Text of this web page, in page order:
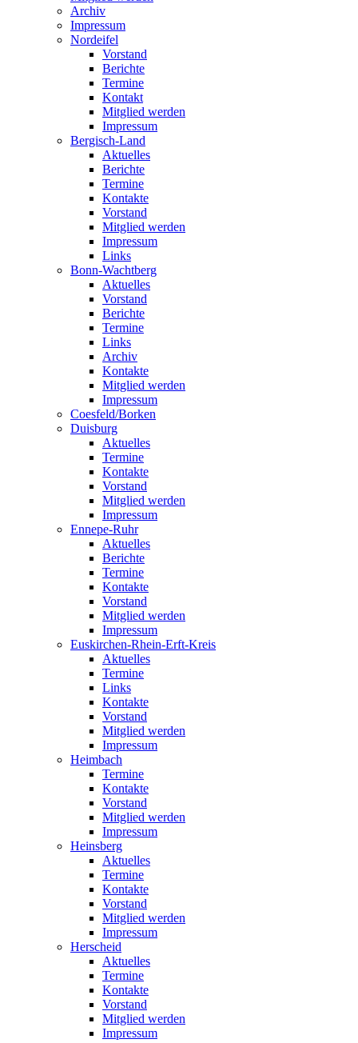
Archiv
Impressum
Nordeifel
Vorstand
Berichte
Termine
Kontakt
Mitglied werden
Impressum
Bergisch-Land
Aktuelles
Berichte
Termine
Kontakte
Vorstand
Mitglied werden
Impressum
Links
Bonn-Wachtberg
Aktuelles
Vorstand
Berichte
Termine
Links
Archiv
Kontakte
Mitglied werden
Impressum
Coesfeld/Borken
Duisburg
Aktuelles
Termine
Kontakte
Vorstand
Mitglied werden
Impressum
Ennepe-Ruhr
Aktuelles
Berichte
Termine
Kontakte
Vorstand
Mitglied werden
Impressum
Euskirchen-Rhein-Erft-Kreis
Aktuelles
Termine
Links
Kontakte
Vorstand
Mitglied werden
Impressum
Heimbach
Termine
Kontakte
Vorstand
Mitglied werden
Impressum
Heinsberg
Aktuelles
Termine
Kontakte
Vorstand
Mitglied werden
Impressum
Herscheid
Aktuelles
Termine
Kontakte
Vorstand
Mitglied werden
Impressum